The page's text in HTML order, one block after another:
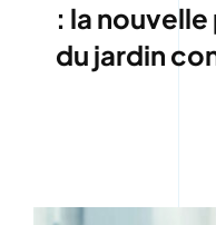
: la
du jardin